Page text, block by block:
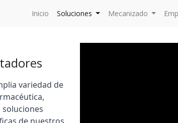
Inicio Soluciones Mecanizado
variedad de
de nuestros